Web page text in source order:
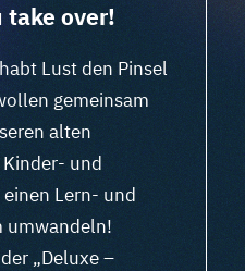
take over!
Lust den Pinsel
gemeinsam
alten
und
Lern- und
umwandeln!
„Deluxe –